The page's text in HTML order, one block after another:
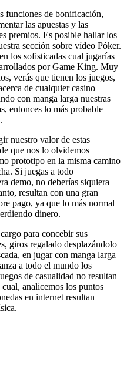
funciones de bonificación,
las apuestas y las
premios. Es posible hallar los
sección sobre vídeo Póker.
los sofisticadas cual jugarías
por Game King. Muy
verás que tienen los juegos,
de cualquier casino
con manga larga nuestras
entonces lo más probable
nuestro valor de estas
que nos lo olvidemos
prototipo en la misma camino
Si juegas a todo
demo, no deberías siquiera
resultan con una gran
pago, ya que lo más normal
dinero.
para concebir sus
giros regalado desplazándolo
en jugar con manga larga
a todo el mundo los
de casualidad no resultan
analicemos los puntos
en internet resultan